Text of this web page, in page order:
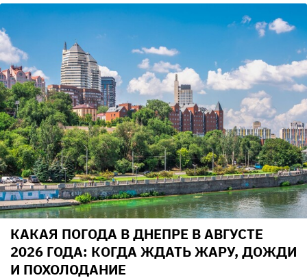
КАКАЯ ПОГОДА В ДНЕПРЕ В АВГУСТЕ
2026 ГОДА: КОГДА ЖДАТЬ ЖАРУ, ДОЖДИ
И ПОХОЛОДАНИЕ